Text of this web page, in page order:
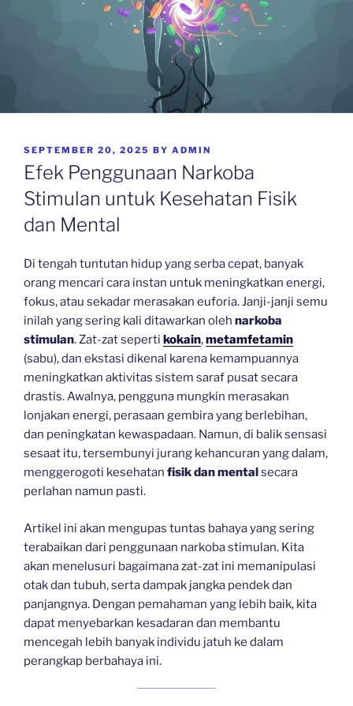
POSTED
ON
SEPTEMBER 20, 2025 BY ADMIN
Efek Penggunaan Narkoba
Stimulan untuk Kesehatan Fisik
dan Mental
Di tengah tuntutan hidup yang serba cepat, banyak
orang mencari cara instan untuk meningkatkan energi,
fokus, atau sekadar merasakan euforia. Janji-janji semu
inilah yang sering kali ditawarkan oleh narkoba
stimulan. Zat-zat seperti kokain,metamfetamin
(sabu), dan ekstasi dikenal karena kemampuannya
meningkatkan aktivitas sistem saraf pusat secara
drastis. Awalnya, pengguna mungkin merasakan
lonjakan energi, perasaan gembira yang berlebihan,
dan peningkatan kewaspadaan. Namun, di balik sensasi
sesaat itu, tersembunyi jurang kehancuran yang dalam,
menggerogoti kesehatan fisik dan mentalsecara
perlahan namun pasti.
Artikel ini akan mengupas tuntas bahaya yang sering
terabaikan dari penggunaan narkoba stimulan. Kita
akan menelusuri bagaimana zat-zat ini memanipulasi
otak dan tubuh, serta dampak jangka pendek dan
panjangnya. Dengan pemahaman yang lebih baik, kita
dapat menyebarkan kesadaran dan membantu
mencegah lebih banyak individu jatuh ke dalam
perangkap berbahaya ini.